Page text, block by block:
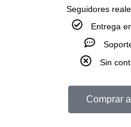
Seguidores
Entrega
Sin
Comprar